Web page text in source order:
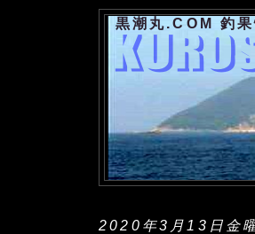
黒潮丸.COM 釣
2020年3月13日金